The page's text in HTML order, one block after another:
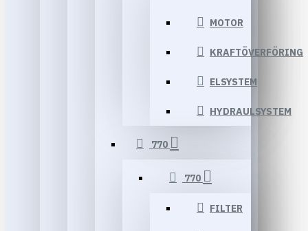
MOTOR
KRAFTÖVERFÖRING
ELSYSTEM
HYDRAULSYSTEM
770
770
FILTER